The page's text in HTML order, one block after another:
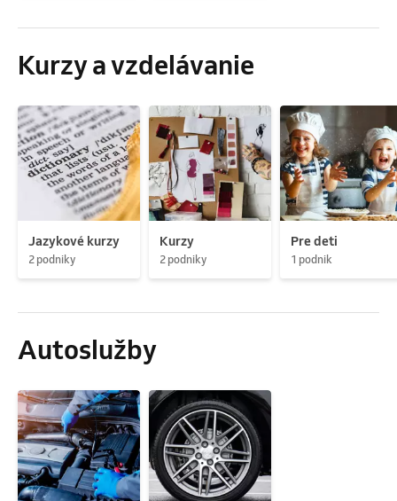
Kurzy a vzdelávanie
Jazykové kurzy
2 podniky
Kurzy
2 podniky
Pre deti
1 podnik
Autoslužby